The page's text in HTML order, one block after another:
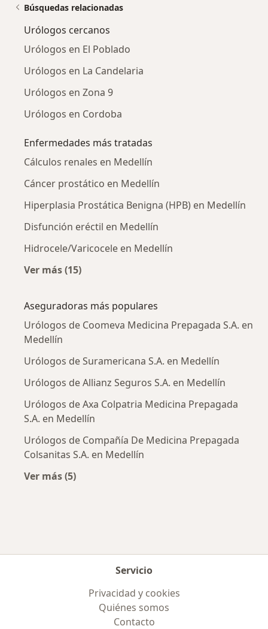
Búsquedas relacionadas
Urólogos cercanos
Urólogos en El Poblado
Urólogos en La Candelaria
Urólogos en Zona 9
Urólogos en Cordoba
Enfermedades más tratadas
Cálculos renales en Medellín
Cáncer prostático en Medellín
Hiperplasia Prostática Benigna (HPB) en Medellín
Disfunción eréctil en Medellín
Hidrocele/Varicocele en Medellín
Ver más (15)
Aseguradoras más populares
Urólogos de Coomeva Medicina Prepagada S.A. en
Medellín
Urólogos de Suramericana S.A. en Medellín
Urólogos de Allianz Seguros S.A. en Medellín
Urólogos de Axa Colpatria Medicina Prepagada
S.A. en Medellín
Urólogos de Compañía De Medicina Prepagada
Colsanitas S.A. en Medellín
Ver más (5)
Servicio
Privacidad y cookies
Quiénes somos
Contacto